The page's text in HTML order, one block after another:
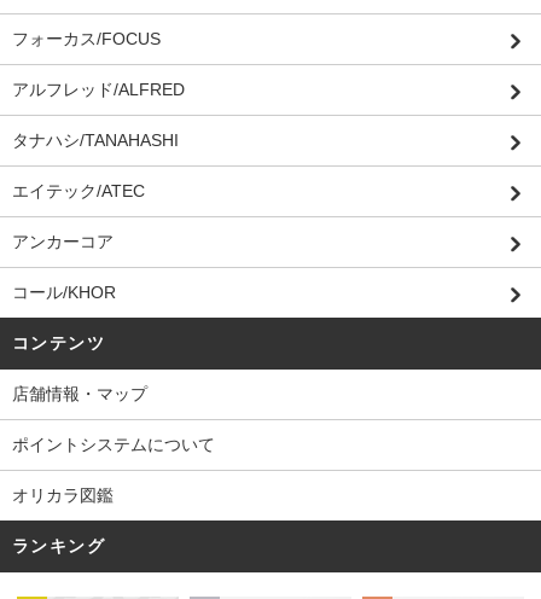
フォーカス/FOCUS
アルフレッド/ALFRED
タナハシ/TANAHASHI
エイテック/ATEC
アンカーコア
コール/KHOR
コンテンツ
店舗情報・マップ
ポイントシステムについて
オリカラ図鑑
ランキング